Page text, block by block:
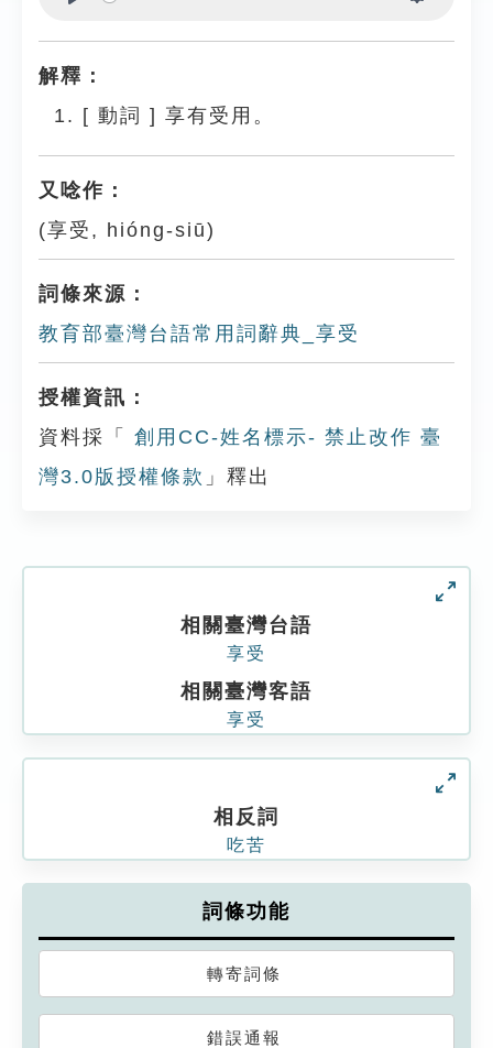
解釋：
[ 動詞 ] 享有受用。
又唸作：
(享受, hióng-siū)
詞條來源：
教育部臺灣台語常用詞辭典_享受
授權資訊：
資料採「
創用CC-姓名標示- 禁止改作 臺
灣3.0版授權條款 」釋出
相關臺灣台語
享受
相關臺灣客語
享受
相反詞
吃苦
詞條功能
轉寄詞條
錯誤通報